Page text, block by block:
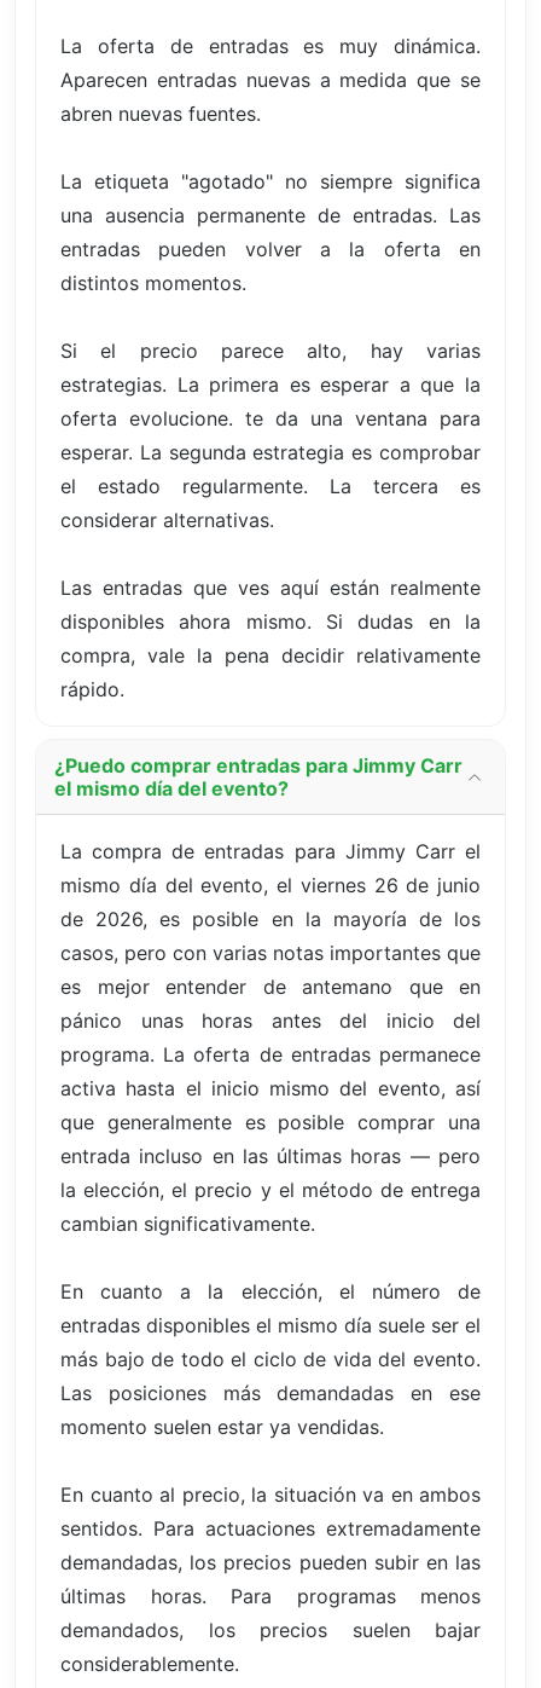
La oferta de entradas es muy dinámica.
Aparecen entradas nuevas a medida que se
abren nuevas fuentes.
La etiqueta "agotado" no siempre significa
una ausencia permanente de entradas. Las
entradas pueden volver a la oferta en
distintos momentos.
Si el precio parece alto, hay varias
estrategias. La primera es esperar a que la
oferta evolucione. te da una ventana para
esperar. La segunda estrategia es comprobar
el estado regularmente. La tercera es
considerar alternativas.
Las entradas que ves aquí están realmente
disponibles ahora mismo. Si dudas en la
compra, vale la pena decidir relativamente
rápido.
¿Puedo comprar entradas para Jimmy Carr
el mismo día del evento?
La compra de entradas para Jimmy Carr el
mismo día del evento, el viernes 26 de junio
de 2026, es posible en la mayoría de los
casos, pero con varias notas importantes que
es mejor entender de antemano que en
pánico unas horas antes del inicio del
programa. La oferta de entradas permanece
activa hasta el inicio mismo del evento, así
que generalmente es posible comprar una
entrada incluso en las últimas horas — pero
la elección, el precio y el método de entrega
cambian significativamente.
En cuanto a la elección, el número de
entradas disponibles el mismo día suele ser el
más bajo de todo el ciclo de vida del evento.
Las posiciones más demandadas en ese
momento suelen estar ya vendidas.
En cuanto al precio, la situación va en ambos
sentidos. Para actuaciones extremadamente
demandadas, los precios pueden subir en las
últimas horas. Para programas menos
demandados, los precios suelen bajar
considerablemente.